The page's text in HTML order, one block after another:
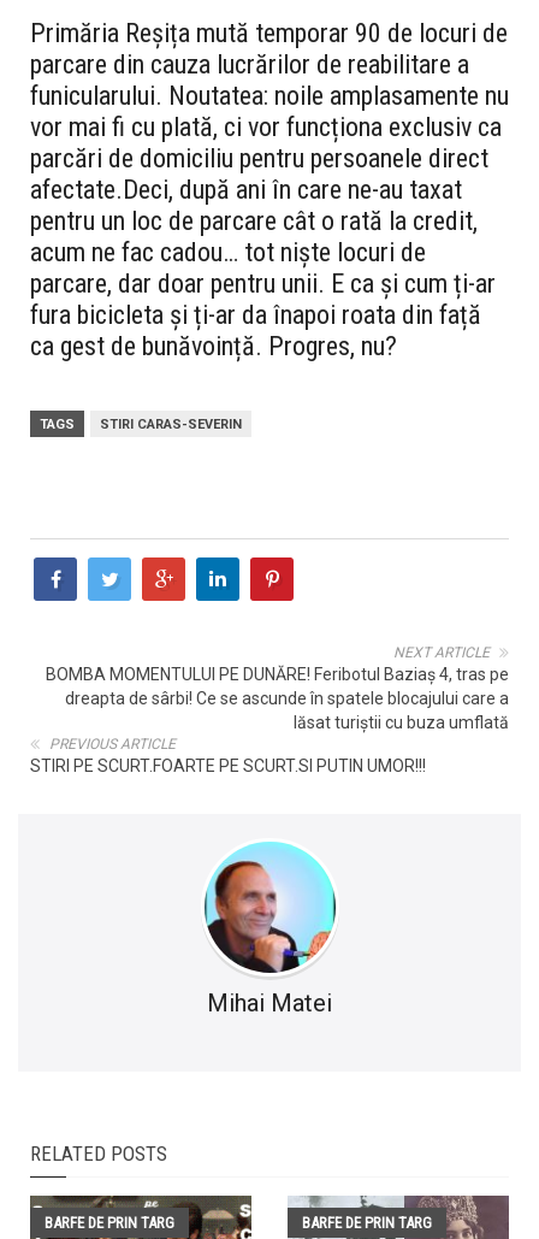
Primăria Reșița mută temporar 90 de locuri de
parcare din cauza lucrărilor de reabilitare a
funicularului. Noutatea: noile amplasamente nu
vor mai fi cu plată, ci vor funcționa exclusiv ca
parcări de domiciliu pentru persoanele direct
afectate.Deci, după ani în care ne-au taxat
pentru un loc de parcare cât o rată la credit,
acum ne fac cadou… tot niște locuri de
parcare, dar doar pentru unii. E ca și cum ți-ar
fura bicicleta și ți-ar da înapoi roata din față
ca gest de bunăvoință. Progres, nu?
TAGS STIRI CARAS-SEVERIN
NEXT ARTICLE
BOMBA MOMENTULUI PE DUNĂRE! Feribotul Baziaș 4, tras pe
dreapta de sârbi! Ce se ascunde în spatele blocajului care a
lăsat turiștii cu buza umflată
PREVIOUS ARTICLE
STIRI PE SCURT.FOARTE PE SCURT.SI PUTIN UMOR!!!
Mihai Matei
RELATED POSTS
BARFE DE PRIN TARG BARFE DE PRIN TARG